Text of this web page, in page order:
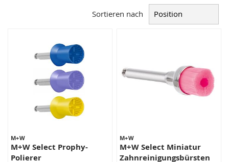
Sortieren nach
M+W
M+W Select Prophy-
Polierer
M+W
M+W Select Miniatur
Zahnreinigungsbürsten